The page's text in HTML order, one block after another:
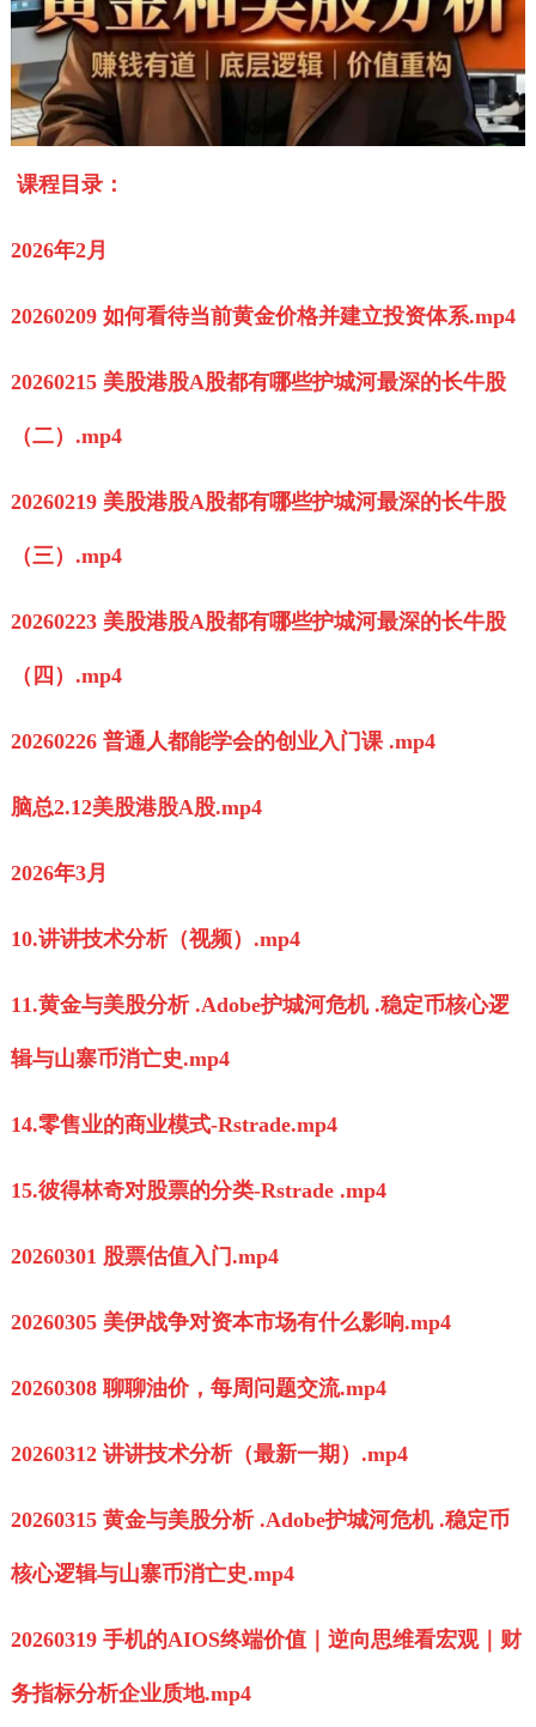
课程目录：
2026年2月
20260209 如何看待当前黄金价格并建立投资体系.mp4
20260215 美股港股A股都有哪些护城河最深的长牛股
（二）.mp4
20260219 美股港股A股都有哪些护城河最深的长牛股
（三）.mp4
20260223 美股港股A股都有哪些护城河最深的长牛股
（四）.mp4
20260226 普通人都能学会的创业入门课 .mp4
脑总2.12美股港股A股.mp4
2026年3月
10.讲讲技术分析（视频）.mp4
11.黄金与美股分析 .Adobe护城河危机 .稳定币核心逻
辑与山寨币消亡史.mp4
14.零售业的商业模式-Rstrade.mp4
15.彼得林奇对股票的分类-Rstrade .mp4
20260301 股票估值入门.mp4
20260305 美伊战争对资本市场有什么影响.mp4
20260308 聊聊油价，每周问题交流.mp4
20260312 讲讲技术分析（最新一期）.mp4
20260315 黄金与美股分析 .Adobe护城河危机 .稳定币
核心逻辑与山寨币消亡史.mp4
20260319 手机的AIOS终端价值｜逆向思维看宏观｜财
务指标分析企业质地.mp4